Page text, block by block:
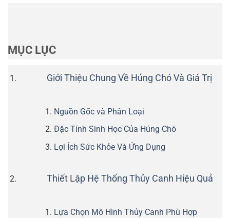
MỤC LỤC
Giới Thiệu Chung Về Húng Chó Và Giá Trị
Nguồn Gốc và Phân Loại
Đặc Tính Sinh Học Của Húng Chó
Lợi Ích Sức Khỏe Và Ứng Dụng
Thiết Lập Hệ Thống Thủy Canh Hiệu Quả
Lựa Chọn Mô Hình Thủy Canh Phù Hợp